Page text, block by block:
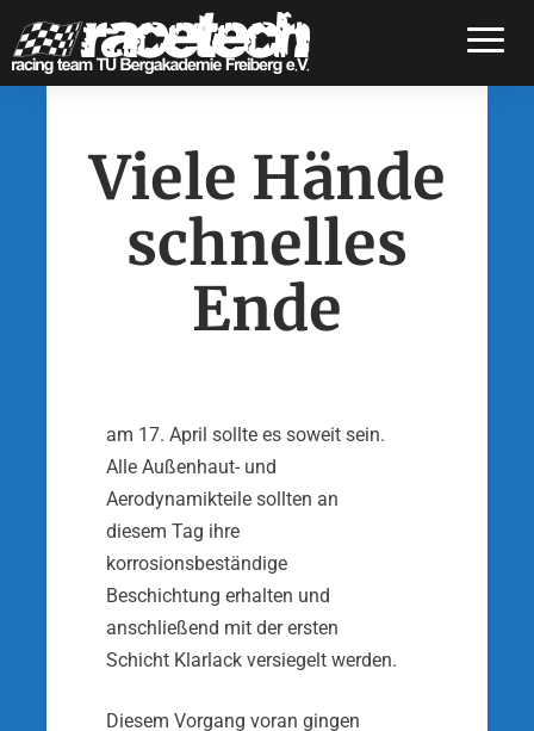
Viele Hände
schnelles
Ende
am 17. April sollte es soweit sein.
Alle Außenhaut- und
Aerodynamikteile sollten an
diesem Tag ihre
korrosionsbeständige
Beschichtung erhalten und
anschließend mit der ersten
Schicht Klarlack versiegelt werden.
Diesem Vorgang voran gingen